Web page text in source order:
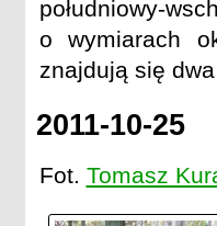
południowy-
o wymiarach
znajdują się
2011-10-25
Fot. Tomasz